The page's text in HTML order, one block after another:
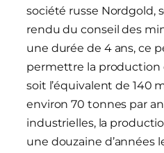
société russe Nordgold,
rendu du conseil des
une durée de 4 ans, ce
permettre la production
soit l’équivalent de 140
environ 70 tonnes par
industrielles, la
une douzaine d’années